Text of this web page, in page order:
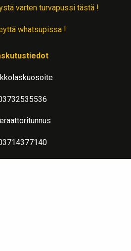
varten turvapussi tästä !
whatsupissa !